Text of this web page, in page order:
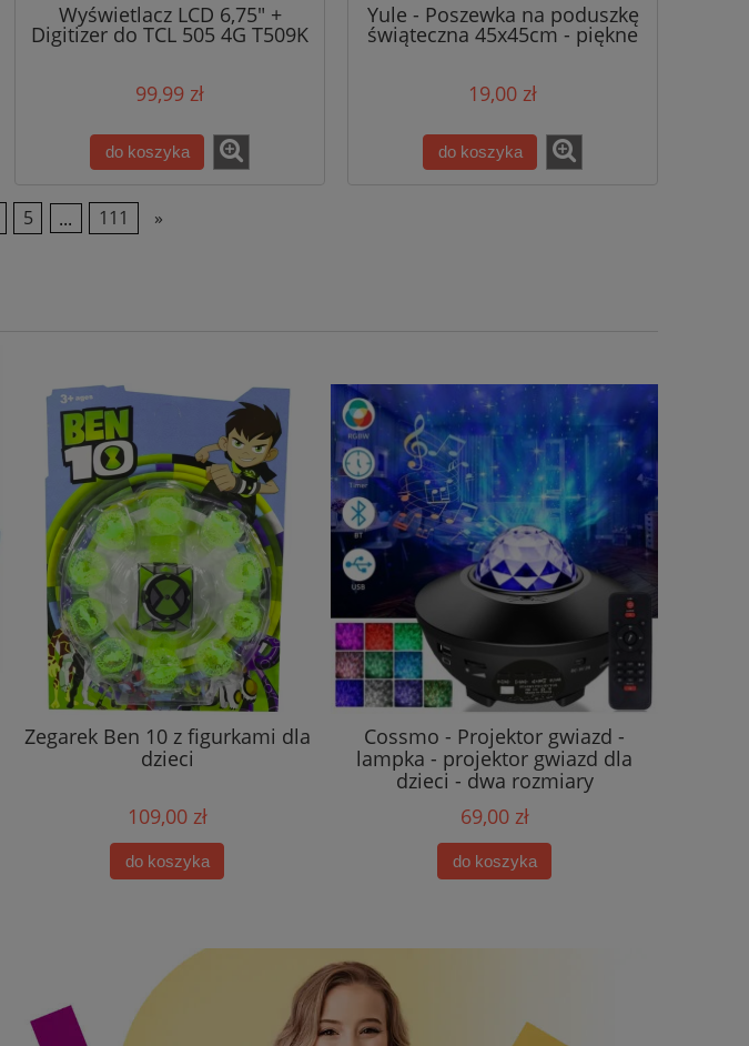
Wyświetlacz LCD 6,75" +
Digitizer do TCL 505 4G T509K
– Oryginalny, Testowany
99,99 zł
do koszyka
Yule - Poszewka na poduszkę
świąteczna 45x45cm - piękne
świąteczne wzory - Wesołych
19,00 zł
do koszyka
5 ... 111 »
Zegarek Ben 10 z figurkami dla
dzieci
109,00 zł
do koszyka
Cossmo - Projektor gwiazd -
lampka - projektor gwiazd dla
dzieci - dwa rozmiary
69,00 zł
do koszyka